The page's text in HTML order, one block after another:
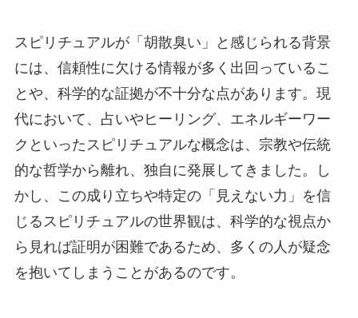
スピリチュアルが「胡散臭い」と感じられる背景
には、信頼性に欠ける情報が多く出回っているこ
とや、科学的な証拠が不十分な点があります。現
代において、占いやヒーリング、エネルギーワー
クといったスピリチュアルな概念は、宗教や伝統
的な哲学から離れ、独自に発展してきました。し
かし、この成り立ちや特定の「見えない力」を信
じるスピリチュアルの世界観は、科学的な視点か
ら見れば証明が困難であるため、多くの人が疑念
を抱いてしまうことがあるのです。